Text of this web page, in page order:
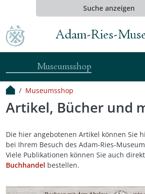
Suche anzeigen
Adam-Ries-
Museumsshop
Museumsshop
Artikel, Bücher und
Die hier angebotenen Artikel können Sie
bei Ihrem Besuch des Adam-Ries-
Viele Publikationen können Sie auch
Buchhandel bestellen.